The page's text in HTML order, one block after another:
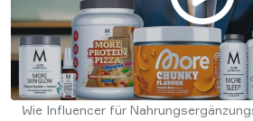
Wie Influencer für